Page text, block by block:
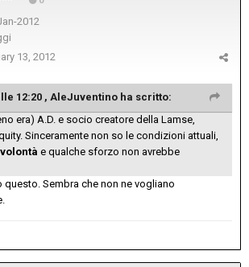
2012
13, 2012
12:20 , AleJuventino ha scritto:
era) A.D. e socio creatore della Lamse,
Sinceramente non so le condizioni attuali,
e qualche sforzo non avrebbe
Sembra che non ne vogliano